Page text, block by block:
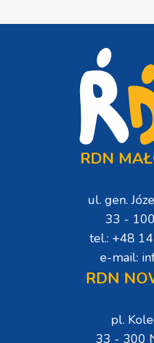
RDN
ul. gen.
33 -
tel.: +48
e-mail:
RDN
pl.
33 - 300